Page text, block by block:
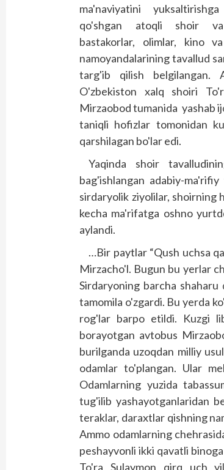
ma'naviyatini
qo'shgan atoqli shoir va
bastakorlar, olimlar, kino
namoyandalarining tavallud
targ'ib qilish belgilangan.
O'zbekiston xalq shoiri
Mirzaobod tumanida yashab
taniqli hofizlar tomonidan
qarshilagan bo'lar edi.
Yaqinda shoir
bag'ishlangan adabiy-
sirdaryolik ziyolilar, shoirning
kecha ma'rifatga oshno
aylandi.
…Bir paytlar “Qush uchsa
Mirzacho'l. Bugun bu yerlar
Sirdaryoning barcha
tamomila o'zgardi. Bu yerda
rog'lar barpo etildi. Kuzgi
borayotgan avtobus
burilganda uzoqdan milliy
odamlar to'plangan. Ular
Odamlarning yuzida
tug'ilib yashayotganlaridan
teraklar, daraxtlar qishning
Ammo odamlarning
peshayvonli ikki qavatli
To'ra Sulaymon qirq uch